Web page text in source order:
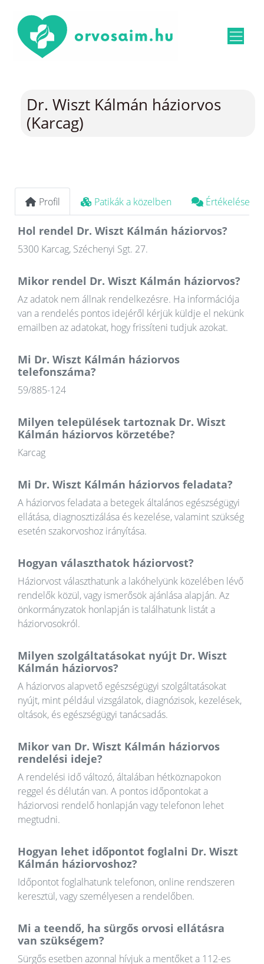
Dr. Wiszt Kálmán háziorvos
(Karcag)
Profil Patikák a közelben Értékelések
Hol rendel Dr. Wiszt Kálmán háziorvos?
5300 Karcag, Széchenyi Sgt. 27.
Mikor rendel Dr. Wiszt Kálmán háziorvos?
Az adatok nem állnak rendelkezésre. Ha információja
van a rendelés pontos idejéről kérjük küldje el nekünk
emailben az adatokat, hogy frissíteni tudjuk azokat.
Mi Dr. Wiszt Kálmán háziorvos
telefonszáma?
59/885-124
Milyen települések tartoznak Dr. Wiszt
Kálmán háziorvos körzetébe?
Karcag
Mi Dr. Wiszt Kálmán háziorvos feladata?
A háziorvos feladata a betegek általános egészségügyi
ellátása, diagnosztizálása és kezelése, valamint szükség
esetén szakorvoshoz irányítása.
Hogyan választhatok háziorvost?
Háziorvost választhatunk a lakóhelyünk közelében lévő
rendelők közül, vagy ismerősök ajánlása alapján. Az
önkormányzatok honlapján is találhatunk listát a
háziorvosokról.
Milyen szolgáltatásokat nyújt Dr. Wiszt
Kálmán háziorvos?
A háziorvos alapvető egészségügyi szolgáltatásokat
nyújt, mint például vizsgálatok, diagnózisok, kezelések,
oltások, és egészségügyi tanácsadás.
Mikor van Dr. Wiszt Kálmán háziorvos
rendelési ideje?
A rendelési idő változó, általában hétköznapokon
reggel és délután van. A pontos időpontokat a
háziorvosi rendelő honlapján vagy telefonon lehet
megtudni.
Hogyan lehet időpontot foglalni Dr. Wiszt
Kálmán háziorvoshoz?
Időpontot foglalhatunk telefonon, online rendszeren
keresztül, vagy személyesen a rendelőben.
Mi a teendő, ha sürgős orvosi ellátásra
van szükségem?
Sürgős esetben azonnal hívjuk a mentőket a 112-es